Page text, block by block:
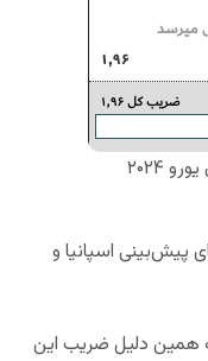
۲۰۲۴
پیش‌بینی اسپانیا و
همین دلیل ضریب این